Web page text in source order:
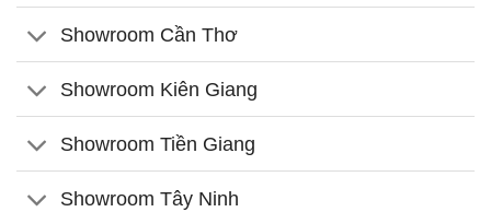
Showroom Cần Thơ
Showroom Kiên Giang
Showroom Tiền Giang
Showroom Tây Ninh